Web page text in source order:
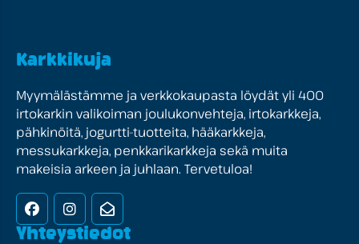
Karkkikuja
Myymälästämme ja verkkokaupasta löydät yli 400
irtokarkin valikoiman joulukonvehteja, irtokarkkeja,
pähkinöitä, jogurtti-tuotteita, hääkarkkeja,
messukarkkeja, penkkarikarkkeja sekä muita
makeisia arkeen ja juhlaan. Tervetuloa!
FacebookInstagramUutiskirje
Yhteystiedot